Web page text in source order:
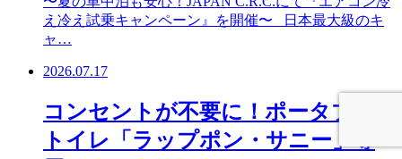
え冷え試乗キャンペーン』を開催〜 日本最大級のキ
ャ…
2026.07.17
コンセントが不要に！ポータブル
トイレ「ラップポン・サニー」専